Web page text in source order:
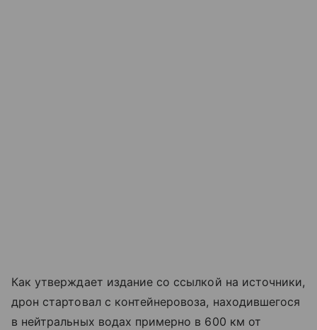
Как утверждает издание со ссылкой на источники,
дрон стартовал с контейнеровоза, находившегося
в нейтральных водах примерно в 600 км от